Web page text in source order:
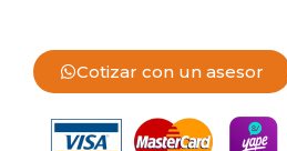
Cotizar con un asesor